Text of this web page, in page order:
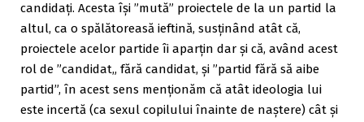
candidați. Acesta își ”mută” proiectele de la un partid la
altul, ca o spălătoreasă ieftină, susținând atât că,
proiectele acelor partide îi aparțin dar și că, având acest
rol de ”candidat„ fără candidat, și ”partid fără să aibe
partid”, în acest sens menționăm că atât ideologia lui
este incertă (ca sexul copilului înainte de naștere) cât și